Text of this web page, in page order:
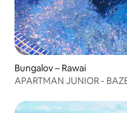
Bungalov – Rawai
APARTMAN JUNIOR -